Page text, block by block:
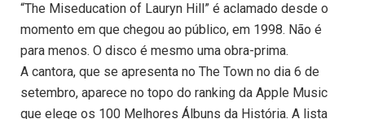
“The Miseducation of Lauryn Hill” é aclamado desde o
momento em que chegou ao público, em 1998. Não é
para menos. O disco é mesmo uma obra-prima.
A cantora, que se apresenta no The Town no dia 6 de
setembro, aparece no topo do ranking da Apple Music
que elege os 100 Melhores Álbuns da História. A lista